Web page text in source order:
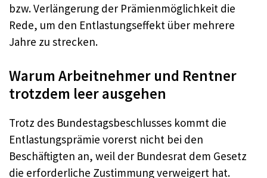
bzw. Verlängerung der Prämienmöglichkeit die
Rede, um den Entlastungseffekt über mehrere
Jahre zu strecken.
Warum Arbeitnehmer und Rentner
trotzdem leer ausgehen
Trotz des Bundestagsbeschlusses kommt die
Entlastungsprämie vorerst nicht bei den
Beschäftigten an, weil der Bundesrat dem Gesetz
die erforderliche Zustimmung verweigert hat.